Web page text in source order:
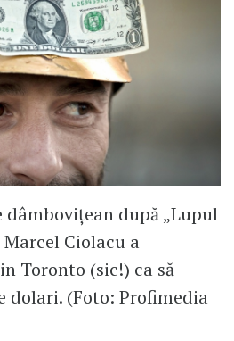
dâmbovițean după „Lupul
Ciolacu a
Toronto (sic!) ca să
dolari. (Foto: Profimedia